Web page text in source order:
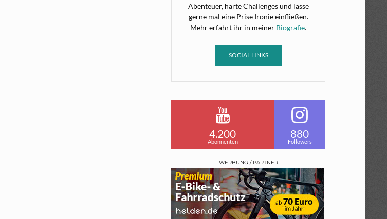
Abenteuer, harte Challenges und lasse
gerne mal eine Prise Ironie einfließen.
Mehr erfahrt ihr in meiner Biografie.
SOCIAL LINKS
4.200
Abonnenten
880
Followers
WERBUNG / PARTNER